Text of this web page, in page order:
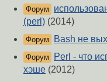
Форум
(perl) (2014)
Форум Bash не
Форум
Perl - что
хэше (2012)